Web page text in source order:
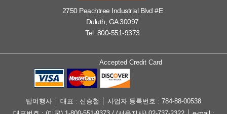
2750 Peachtree Industrial Blvd #E
Duluth, GA 30097
Tel. 800-551-9373
Accepted Credit Card
탑여행사 │ 대표 : 신승철 │ 사업자 등록번호 : 784-88-00538